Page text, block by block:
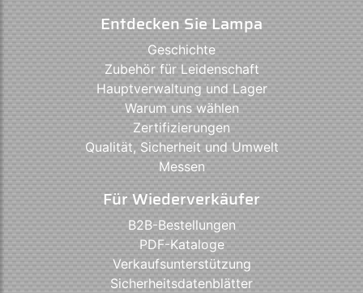
Entdecken Sie Lampa
Geschichte
Zubehör für Leidenschaft
Hauptverwaltung und Lager
Warum uns wählen
Zertifizierungen
Qualität, Sicherheit und Umwelt
Messen
Für Wiederverkäufer
B2B-Bestellungen
PDF-Kataloge
Verkaufsunterstützung
Sicherheitsdatenblätter